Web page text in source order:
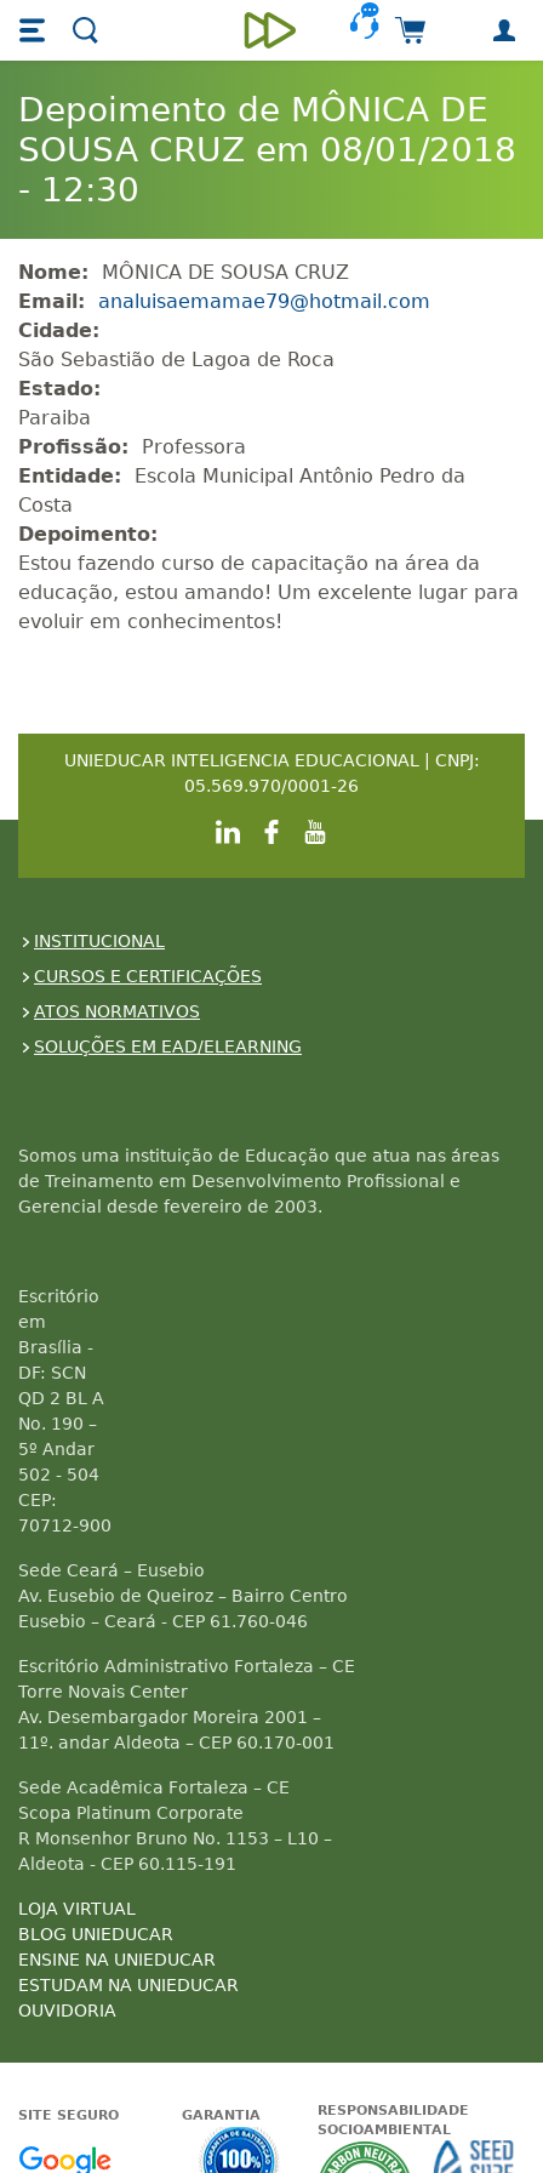
Skip main navigation
Skip to main content
Unieducar
Carrinho de
Depoimento de MÔNICA DE
SOUSA CRUZ em 08/01/2018
- 12:30
Nome:
MÔNICA DE SOUSA CRUZ
Email:
analuisaemamae79@hotmail.com
Cidade:
São Sebastião de Lagoa de Roca
Estado:
Paraiba
Profissão:
Professora
Entidade:
Escola Municipal Antônio Pedro da
Costa
Depoimento:
Estou fazendo curso de capacitação na área da
educação, estou amando! Um excelente lugar para
evoluir em conhecimentos!
UNIEDUCAR INTELIGENCIA EDUCACIONAL | CNPJ:
05.569.970/0001-26
INSTITUCIONAL
CURSOS E CERTIFICAÇÕES
ATOS NORMATIVOS
SOLUÇÕES EM EAD/ELEARNING
Somos uma instituição de Educação que atua nas áreas
de Treinamento em Desenvolvimento Profissional e
Gerencial desde fevereiro de 2003.
Escritório
em
Brasília -
DF: SCN
QD 2 BL A
No. 190 –
5º Andar
502 - 504
CEP:
70712-900
Sede Ceará – Eusebio
Av. Eusebio de Queiroz – Bairro Centro
Eusebio – Ceará - CEP 61.760-046
Escritório Administrativo Fortaleza – CE
Torre Novais Center
Av. Desembargador Moreira 2001 –
11º. andar Aldeota – CEP 60.170-001
Sede Acadêmica Fortaleza – CE
Scopa Platinum Corporate
R Monsenhor Bruno No. 1153 – L10 –
Aldeota - CEP 60.115-191
LOJA VIRTUAL
BLOG UNIEDUCAR
ENSINE NA UNIEDUCAR
ESTUDAM NA UNIEDUCAR
OUVIDORIA
SITE SEGURO
Google - Status do site no
GARANTIA
Garantia de
RESPONSABILIDADE
SOCIOAMBIENTAL
A